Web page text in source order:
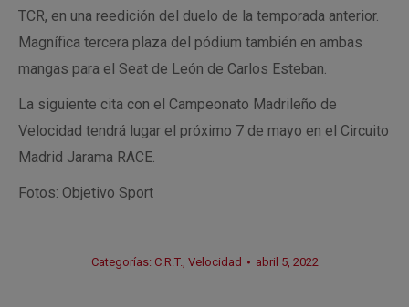
TCR, en una reedición del duelo de la temporada anterior.
Magnífica tercera plaza del pódium también en ambas
mangas para el Seat de León de Carlos Esteban.
La siguiente cita con el Campeonato Madrileño de
Velocidad tendrá lugar el próximo 7 de mayo en el Circuito
Madrid Jarama RACE.
Fotos: Objetivo Sport
Categorías: C.R.T., Velocidad abril 5, 2022